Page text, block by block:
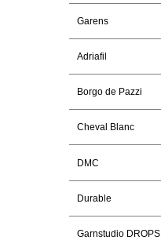
Garens
Adriafil
Borgo de Pazzi
Cheval Blanc
DMC
Durable
Garnstudio DROPS